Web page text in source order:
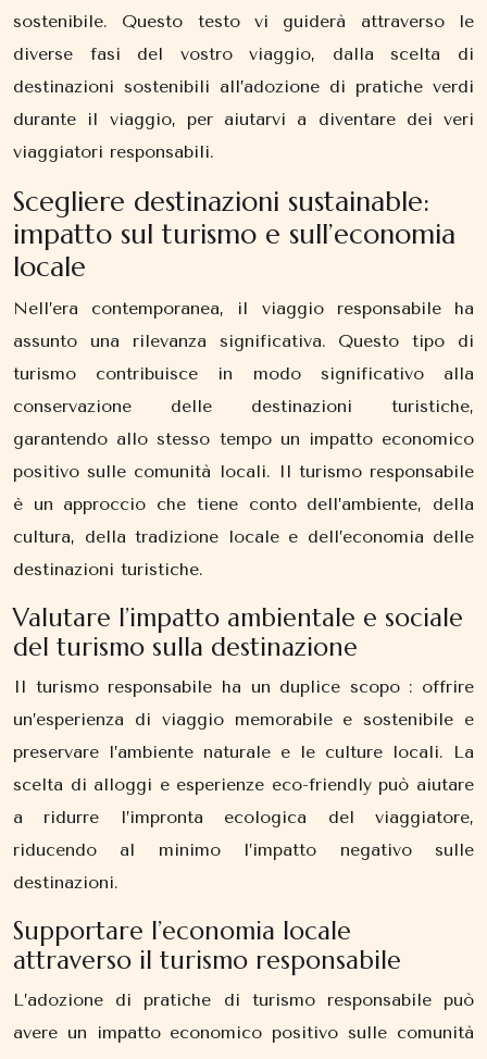
sostenibile. Questo testo vi guiderà attraverso le
diverse fasi del vostro viaggio, dalla scelta di
destinazioni sostenibili all’adozione di pratiche verdi
durante il viaggio, per aiutarvi a diventare dei veri
viaggiatori responsabili.
Scegliere destinazioni sustainable:
impatto sul turismo e sull’economia
locale
Nell’era contemporanea, il viaggio responsabile ha
assunto una rilevanza significativa. Questo tipo di
turismo contribuisce in modo significativo alla
conservazione delle destinazioni turistiche,
garantendo allo stesso tempo un impatto economico
positivo sulle comunità locali. Il turismo responsabile
è un approccio che tiene conto dell’ambiente, della
cultura, della tradizione locale e dell’economia delle
destinazioni turistiche.
Valutare l’impatto ambientale e sociale
del turismo sulla destinazione
Il turismo responsabile ha un duplice scopo : offrire
un’esperienza di viaggio memorabile e sostenibile e
preservare l’ambiente naturale e le culture locali. La
scelta di alloggi e esperienze eco-friendly può aiutare
a ridurre l’impronta ecologica del viaggiatore,
riducendo al minimo l’impatto negativo sulle
destinazioni.
Supportare l’economia locale
attraverso il turismo responsabile
L’adozione di pratiche di turismo responsabile può
avere un impatto economico positivo sulle comunità